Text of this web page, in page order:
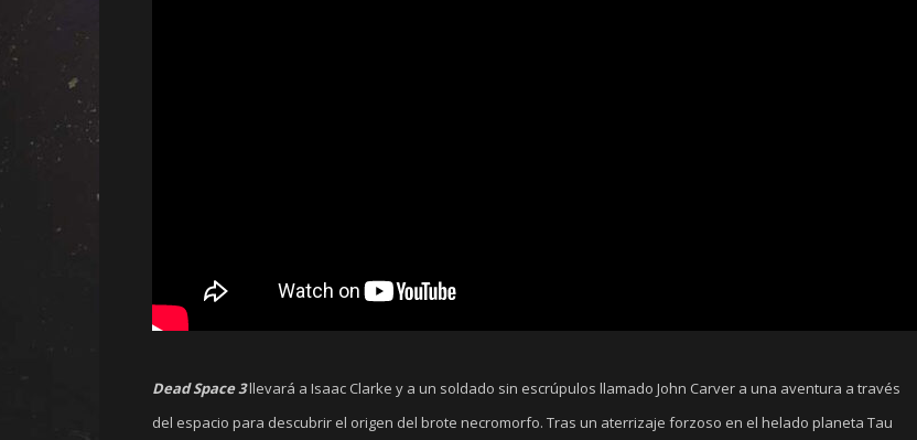
Dead Space 3llevará a Isaac Clarke y a un soldado sin escrúpulos llamado John Carver a una aventura a través
del espacio para descubrir el origen del brote necromorfo. Tras un aterrizaje forzoso en el helado planeta Tau